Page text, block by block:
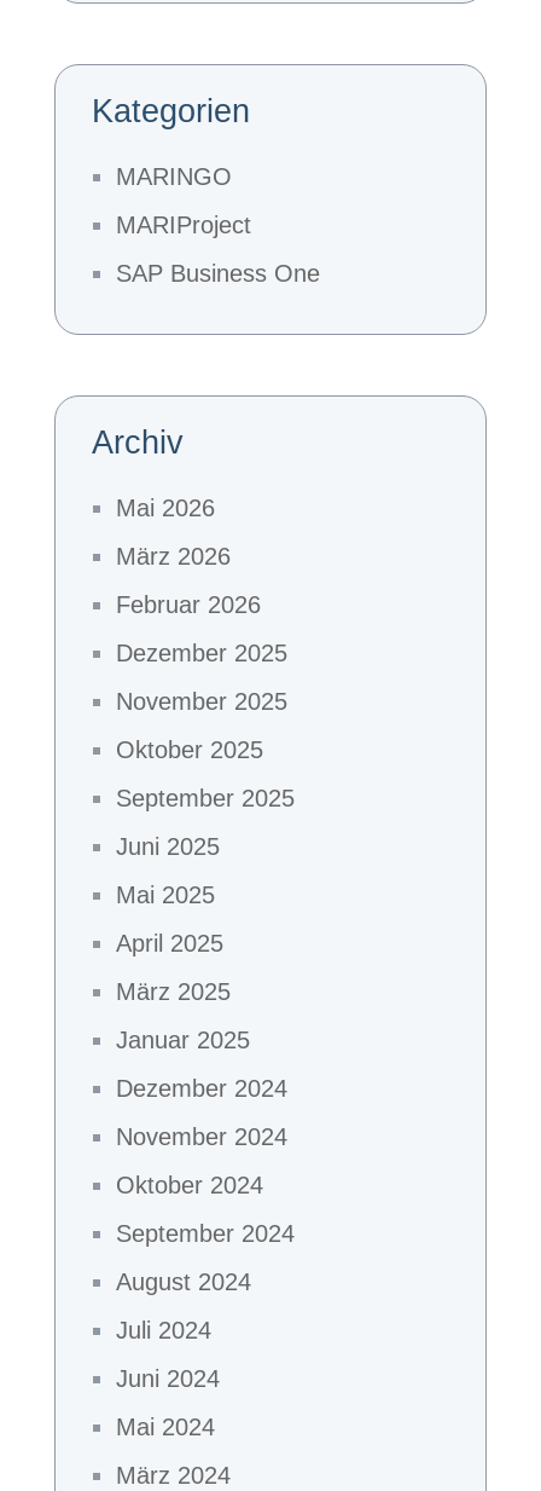
Kategorien
MARINGO
MARIProject
SAP Business One
Archiv
Mai 2026
März 2026
Februar 2026
Dezember 2025
November 2025
Oktober 2025
September 2025
Juni 2025
Mai 2025
April 2025
März 2025
Januar 2025
Dezember 2024
November 2024
Oktober 2024
September 2024
August 2024
Juli 2024
Juni 2024
Mai 2024
März 2024